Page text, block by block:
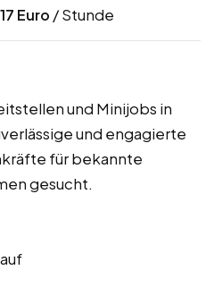
17 Euro / Stunde
und Minijobs in
und engagierte
für bekannte
gesucht.